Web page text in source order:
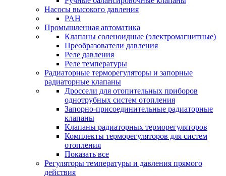
Насосы высокого давления
PAH
Промышленная автоматика
Клапаны соленоидные (электромагнитные)
Преобразователи давления
Реле давления
Реле температуры
Радиаторные терморегуляторы и запорные
радиаторные клапаны
Дроссели для отопительных приборов
однотрубных систем отопления
Запорно-присоединительные радиаторные
клапаны
Клапаны радиаторных терморегуляторов
Комплекты терморегуляторов для систем
отопления
Показать все
Регуляторы температуры и давления прямого
действия